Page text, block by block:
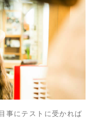
事にテストに受かれば